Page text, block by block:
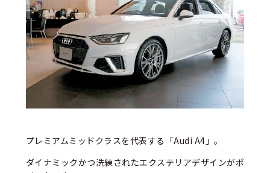
プレミアムミッドクラスを代表する「Audi A4」。
ダイナミックかつ洗練されたエクステリアデザインがポ